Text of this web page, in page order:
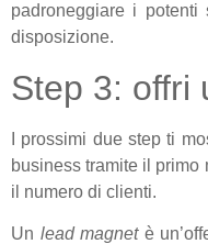
padroneggiare i potenti
disposizione.
Step 3: offri
I prossimi due step ti
business tramite il primo
il numero di clienti.
Un lead magnetè